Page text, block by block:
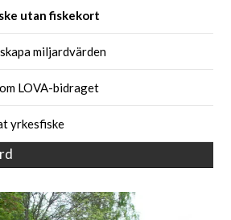
utan fiskekort
miljardvärden
LOVA-bidraget
yrkesfiske